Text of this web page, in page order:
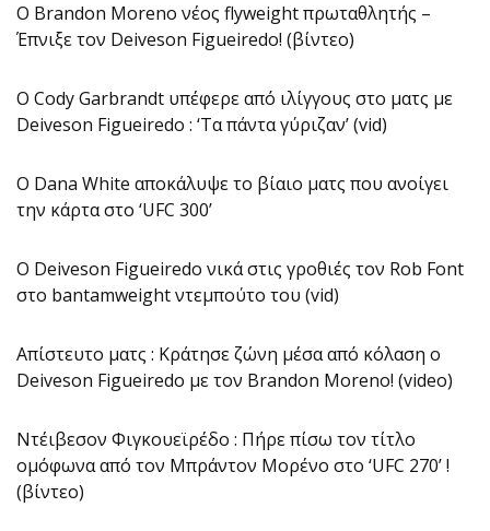
O Brandon Moreno νέος flyweight πρωταθλητής –
Έπνιξε τον Deiveson Figueiredo! (βίντεο)
O Cody Garbrandt υπέφερε από ιλίγγους στο ματς με
Deiveson Figueiredo : ‘Τα πάντα γύριζαν’ (vid)
O Dana White αποκάλυψε το βίαιο ματς που ανοίγει
την κάρτα στο ‘UFC 300’
O Deiveson Figueiredo νικά στις γροθιές τον Rob Font
στο bantamweight ντεμπούτο του (vid)
Απίστευτο ματς : Κράτησε ζώνη μέσα από κόλαση ο
Deiveson Figueiredo με τον Brandon Moreno! (video)
Ντέιβεσον Φιγκουεϊρέδο : Πήρε πίσω τον τίτλο
ομόφωνα από τον Μπράντον Μορένο στο ‘UFC 270’ !
(βίντεο)